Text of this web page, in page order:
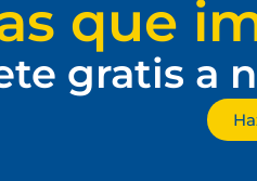
que
gratis a